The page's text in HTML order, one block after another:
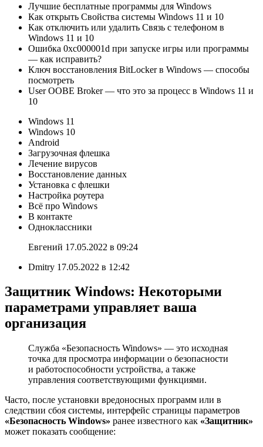
Лучшие бесплатные программы для Windows
Как открыть Свойства системы Windows 11 и 10
Как отключить или удалить Связь с телефоном в
Windows 11 и 10
Ошибка 0xc000001d при запуске игры или программы
— как исправить?
Ключ восстановления BitLocker в Windows — способы
посмотреть
User OOBE Broker — что это за процесс в Windows 11 и
10
Windows 11
Windows 10
Android
Загрузочная флешка
Лечение вирусов
Восстановление данных
Установка с флешки
Настройка роутера
Всё про Windows
В контакте
Одноклассники
Евгений 17.05.2022 в 09:24
Dmitry 17.05.2022 в 12:42
Защитник Windows: Некоторыми
параметрами управляет ваша
организация
Служба «Безопасность Windows» — это исходная
точка для просмотра информации о безопасности
и работоспособности устройства, а также
управления соответствующими функциями.
Часто, после установки вредоносных программ или в
следствии сбоя системы, интерфейс страницы параметров
«Безопасность Windows» ранее известного как «Защитник»
может показать сообщение: